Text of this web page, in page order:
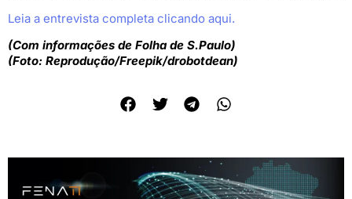
Leia a entrevista completa clicando aqui.
(Com informações de Folha de S.Paulo)
(Foto: Reprodução/Freepik/drobotdean)